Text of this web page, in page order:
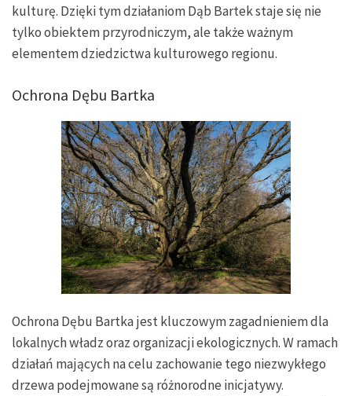
kulturę. Dzięki tym działaniom Dąb Bartek staje się nie
tylko obiektem przyrodniczym, ale także ważnym
elementem dziedzictwa kulturowego regionu.
Ochrona Dębu Bartka
Ochrona Dębu Bartka jest kluczowym zagadnieniem dla
lokalnych władz oraz organizacji ekologicznych. W ramach
działań mających na celu zachowanie tego niezwykłego
drzewa podejmowane są różnorodne inicjatywy.